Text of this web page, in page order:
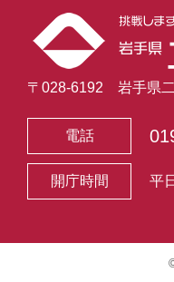
〒028-6192 岩手県
電話
開庁時間 平